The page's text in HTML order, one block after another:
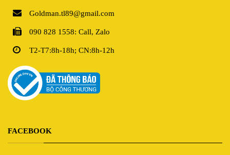
Goldman.tl89@gmail.com
090 828 1558: Call, Zalo
T2-T7:8h-18h; CN:8h-12h
FACEBOOK